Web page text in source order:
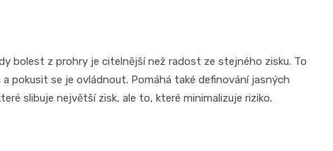
bolest z prohry je citelnější než radost ze stejného zisku. To
pokusit se je ovládnout. Pomáhá také definování jasných
slibuje největší zisk, ale to, které minimalizuje riziko.